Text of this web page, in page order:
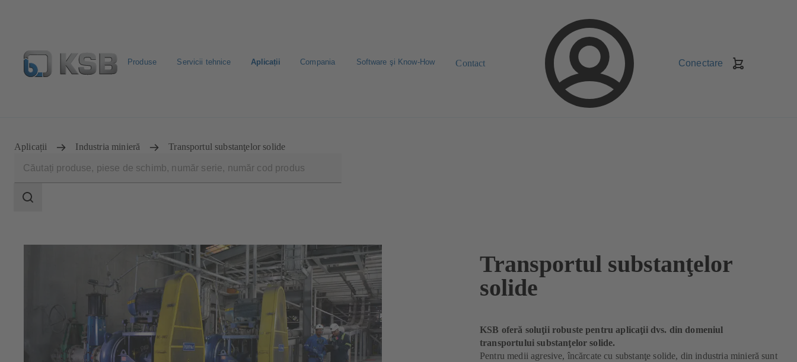
Produse Servicii tehnice Aplicații Compania Software şi Know-How Contact Conectare
Aplicații Industria minieră Transportul substanţelor solide
Domeniu
Transportul substanţelor
solide
KSB oferă soluţii robuste pentru aplicaţii dvs. din domeniul
transportului substanţelor solide.
Pentru medii agresive, încărcate cu substanţe solide, din industria minieră sunt